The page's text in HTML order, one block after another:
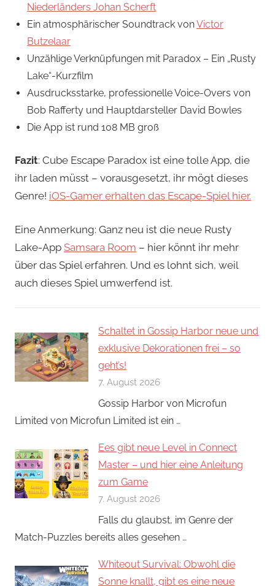
Niederländers Johan Scherft
Ein atmosphärischer Soundtrack vonVictor
Butzelaar
Unzählige Verknüpfungen mit Paradox – Ein „Rusty
Lake“-Kurzfilm
Ausdrucksstarke, professionelle Voice-Overs von
Bob Rafferty und Hauptdarsteller David Bowles
Die App ist rund 108 MB groß
Fazit: Cube Escape Paradox ist eine tolle App, die
ihr laden müsst – vorausgesetzt, ihr mögt dieses
Genre! iOS-Gamer erhalten das Escape-Spiel hier.
Eine Anmerkung: Ganz neu ist die neue Rusty
Lake-App Samsara Room – hier könnt ihr mehr
über das Spiel erfahren. Und es lohnt sich, weil
auch dieses Spiel umwerfend ist.
Schaltet in Gossip Harbor neue und
exklusive Dekorationen frei – so
geht’s!
7. August 2026
Gossip Harbor von Microfun
Limited von Microfun Limited ist ein …
Ees gibt neue Level in Connect
Master – und hier eine Anleitung
zum Game
7. August 2026
Falls du glaubst, im Genre der
Match-Puzzles bereits alles gesehen …
Whiteout Survival: Obwohl die
Sonne knallt, gibt es eine neue